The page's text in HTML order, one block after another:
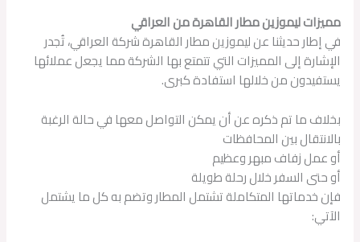
مميزات ليموزين مطار القاهرة من العراقي
في إطار حديثنا عن ليموزين مطار القاهرة شركة العراقي، تُجدر
الإشارة إلى المميزات التي تتمتع بها الشركة مما يجعل عملائها
يستفيدون من خلالها استفادة كبرى.
بخلاف ما تم ذكره عن أن يمكن التواصل معها في حالة الرغبة
بالانتقال بين المحافظات
أو عمل زفاف مبهر وعظيم
أو حتى السفر خلال رحلة طويلة
فإن خدماتها المتكاملة تشتمل المطار وتضم به كل ما يشتمل
الآتي: